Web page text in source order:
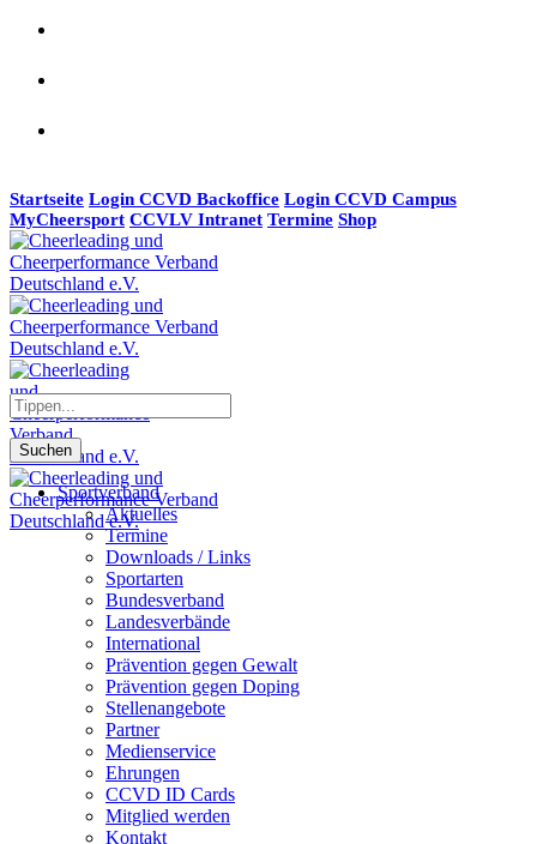
Startseite Login CCVD Backoffice Login CCVD Campus
MyCheersport CCVLV Intranet Termine Shop
Suchen
Sportverband
Aktuelles
Termine
Downloads / Links
Sportarten
Bundesverband
Landesverbände
International
Prävention gegen Gewalt
Prävention gegen Doping
Stellenangebote
Partner
Medienservice
Ehrungen
CCVD ID Cards
Mitglied werden
Kontakt